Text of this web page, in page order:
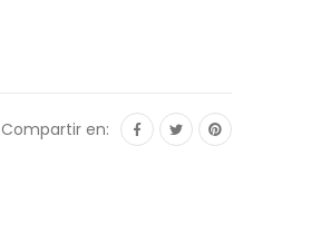
Compartir en: